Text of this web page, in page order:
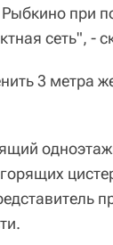
при
сеть", -
3 метра